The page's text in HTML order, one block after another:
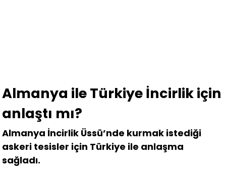
Almanya ile Türkiye İncirlik için
anlaştı mı?
Almanya İncirlik Üssü’nde kurmak istediği
askeri tesisler için Türkiye ile anlaşma
sağladı.